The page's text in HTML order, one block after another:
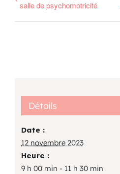
salle de psychomotricité
Détails
Date :
12 novembre 2023
Heure :
9 h 00 min - 11 h 30 min